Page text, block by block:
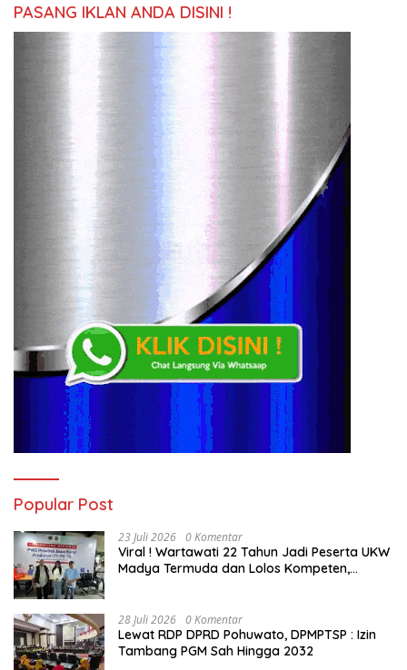
PASANG IKLAN ANDA DISINI !
Popular Post
23 Juli 2026 0 Komentar
Viral ! Wartawati 22 Tahun Jadi Peserta UKW
Madya Termuda dan Lolos Kompeten,
28 Juli 2026 0 Komentar
Lewat RDP DPRD Pohuwato, DPMPTSP : Izin
Tambang PGM Sah Hingga 2032